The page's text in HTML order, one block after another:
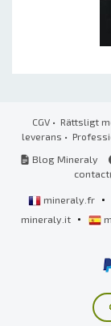
CGV• Rättsligt
leverans •
Blog Mineraly
mineraly.fr •
mineraly.it •